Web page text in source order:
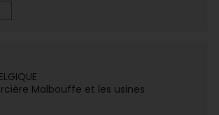
Malbouffe et les usines